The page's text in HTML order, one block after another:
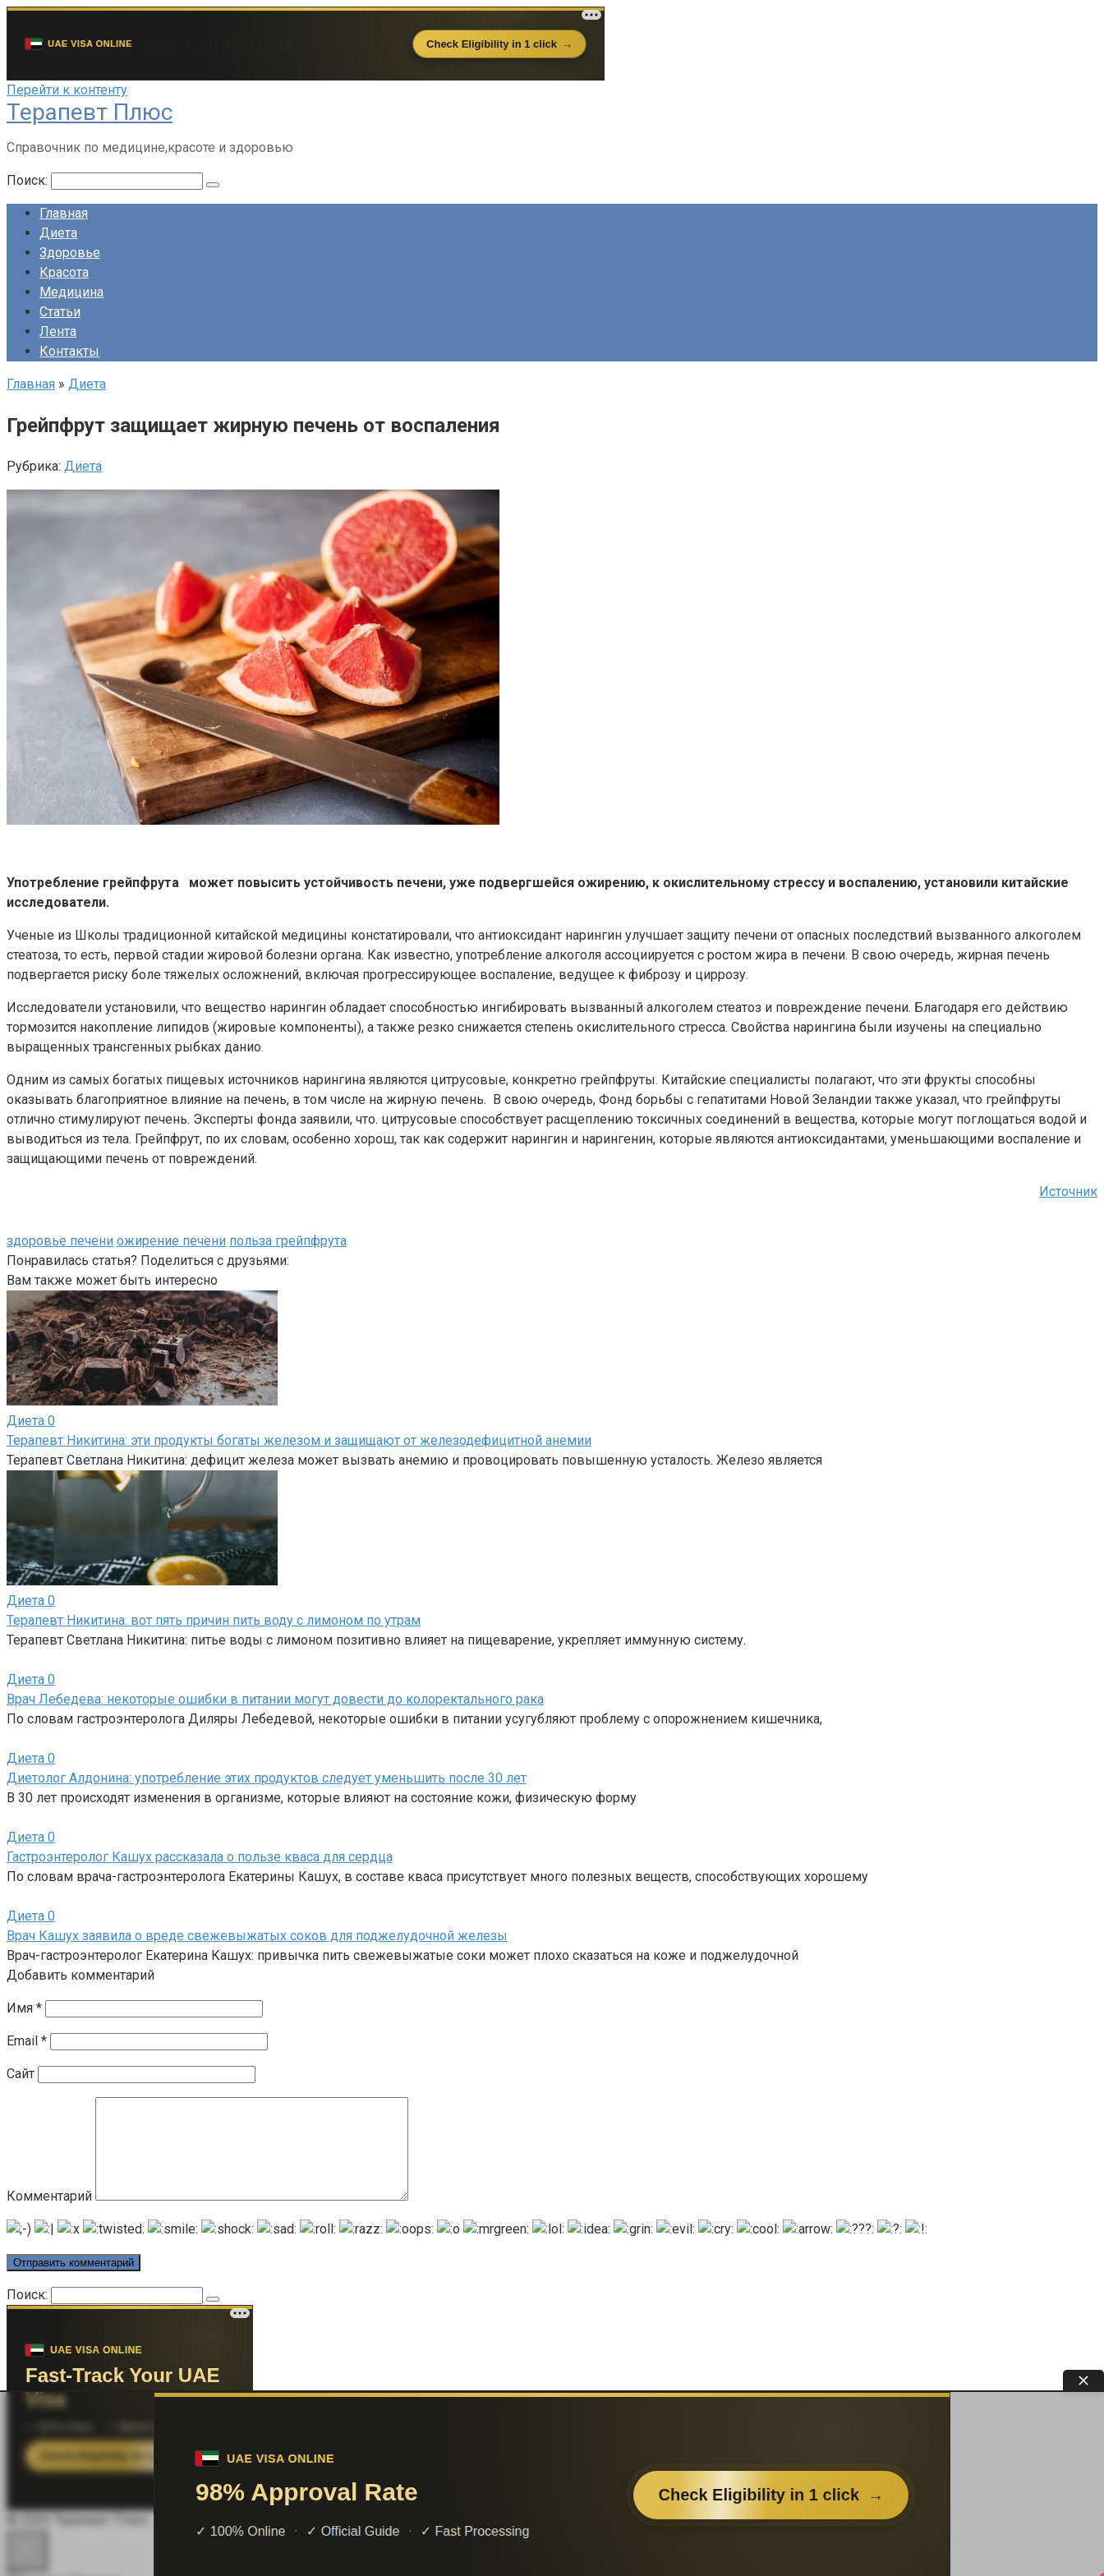
Перейти к контенту
Терапевт Плюс
Справочник по медицине,красоте и здоровью
Поиск:
Главная
Диета
Здоровье
Красота
Медицина
Статьи
Лента
Контакты
Главная » Диета
Грейпфрут защищает жирную печень от воспаления
Рубрика: Диета
Употребление грейпфрута может повысить устойчивость печени, уже подвергшейся ожирению, к окислительному стрессу и воспалению, установили китайские
исследователи.
Ученые из Школы традиционной китайской медицины констатировали, что антиоксидант нарингин улучшает защиту печени от опасных последствий вызванного алкоголем
стеатоза, то есть, первой стадии жировой болезни органа. Как известно, употребление алкоголя ассоциируется с ростом жира в печени. В свою очередь, жирная печень
подвергается риску боле тяжелых осложнений, включая прогрессирующее воспаление, ведущее к фиброзу и циррозу.
Исследователи установили, что вещество нарингин обладает способностью ингибировать вызванный алкоголем стеатоз и повреждение печени. Благодаря его действию
тормозится накопление липидов (жировые компоненты), а также резко снижается степень окислительного стресса. Свойства нарингина были изучены на специально
выращенных трансгенных рыбках данио.
Одним из самых богатых пищевых источников нарингина являются цитрусовые, конкретно грейпфруты. Китайские специалисты полагают, что эти фрукты способны
оказывать благоприятное влияние на печень, в том числе на жирную печень. В свою очередь, Фонд борьбы с гепатитами Новой Зеландии также указал, что грейпфруты
отлично стимулируют печень. Эксперты фонда заявили, что. цитрусовые способствует расщеплению токсичных соединений в вещества, которые могут поглощаться водой и
выводиться из тела. Грейпфрут, по их словам, особенно хорош, так как содержит нарингин и нарингенин, которые являются антиоксидантами, уменьшающими воспаление и
защищающими печень от повреждений.
Источник
здоровье печени ожирение печени польза грейпфрута
Понравилась статья? Поделиться с друзьями:
Вам также может быть интересно
Диета 0
Терапевт Никитина: эти продукты богаты железом и защищают от железодефицитной анемии
Терапевт Светлана Никитина: дефицит железа может вызвать анемию и провоцировать повышенную усталость. Железо является
Диета 0
Терапевт Никитина: вот пять причин пить воду с лимоном по утрам
Терапевт Светлана Никитина: питье воды с лимоном позитивно влияет на пищеварение, укрепляет иммунную систему.
Диета 0
Врач Лебедева: некоторые ошибки в питании могут довести до колоректального рака
По словам гастроэнтеролога Диляры Лебедевой, некоторые ошибки в питании усугубляют проблему с опорожнением кишечника,
Диета 0
Диетолог Алдонина: употребление этих продуктов следует уменьшить после 30 лет
В 30 лет происходят изменения в организме, которые влияют на состояние кожи, физическую форму
Диета 0
Гастроэнтеролог Кашух рассказала о пользе кваса для сердца
По словам врача-гастроэнтеролога Екатерины Кашух, в составе кваса присутствует много полезных веществ, способствующих хорошему
Диета 0
Врач Кашух заявила о вреде свежевыжатых соков для поджелудочной железы
Врач-гастроэнтеролог Екатерина Кашух: привычка пить свежевыжатые соки может плохо сказаться на коже и поджелудочной
Добавить комментарий
Имя *
Email *
Сайт
Комментарий
Поиск:
© 2026 Терапевт Плюс